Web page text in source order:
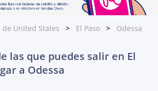
de United States El Paso Odessa
las que puedes salir en El
a Odessa